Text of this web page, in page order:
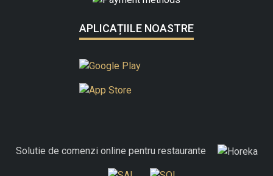
APLICAȚIILE NOASTRE
Solutie de comenzi online pentru restaurante